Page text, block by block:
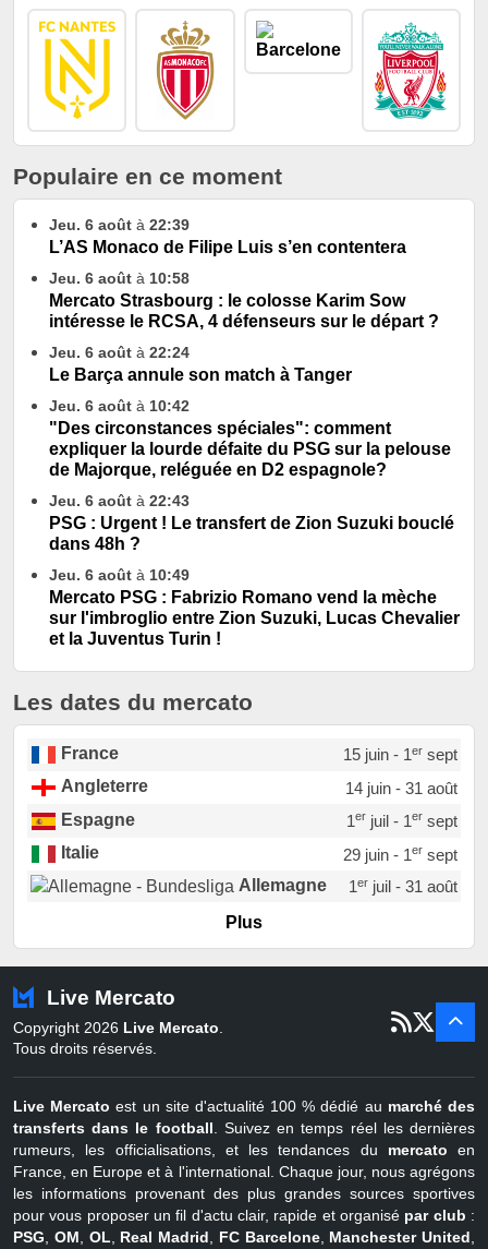
Populaire en ce moment
Jeu. 6 août à 22:39
L’AS Monaco de Filipe Luis s’en contentera
Jeu. 6 août à 10:58
Mercato Strasbourg : le colosse Karim Sow
intéresse le RCSA, 4 défenseurs sur le départ ?
Jeu. 6 août à 22:24
Le Barça annule son match à Tanger
Jeu. 6 août à 10:42
"Des circonstances spéciales": comment
expliquer la lourde défaite du PSG sur la pelouse
de Majorque, reléguée en D2 espagnole?
Jeu. 6 août à 22:43
PSG : Urgent ! Le transfert de Zion Suzuki bouclé
dans 48h ?
Jeu. 6 août à 10:49
Mercato PSG : Fabrizio Romano vend la mèche
sur l'imbroglio entre Zion Suzuki, Lucas Chevalier
et la Juventus Turin !
Les dates du mercato
France 15 juin - 1ersept
Angleterre
14 juin - 31 août
Espagne
1erjuil - 1ersept
Italie
29 juin - 1ersept
Allemagne
1erjuil - 31 août
Portugal
Pays-Bas
22 juin - 2 sept
Belgique
juil - 31
Plus
Live Mercato
Copyright 2026 Live Mercato.
Tous droits réservés.
Live Mercato est un site d'actualité 100 % dédié au marché des
transferts dans le football. Suivez en temps réel les dernières
rumeurs, les officialisations, et les tendances du mercato en
France, en Europe et à l'international. Chaque jour, nous agrégons
les informations provenant des plus grandes sources sportives
pour vous proposer un fil d'actu clair, rapide et organisé par club :
PSG, OM, OL, Real Madrid, FC Barcelone, Manchester United,